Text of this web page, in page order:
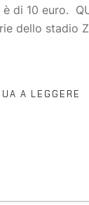
10 euro.
dello
A LEGGERE